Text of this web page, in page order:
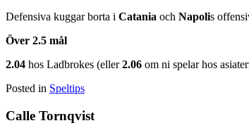
Defensiva kuggar borta i Catania och Napolis
Över 2.5 mål
2.04 hos Ladbrokes (eller2.06 om ni spelar hos
Posted in Speltips
Calle Tornqvist